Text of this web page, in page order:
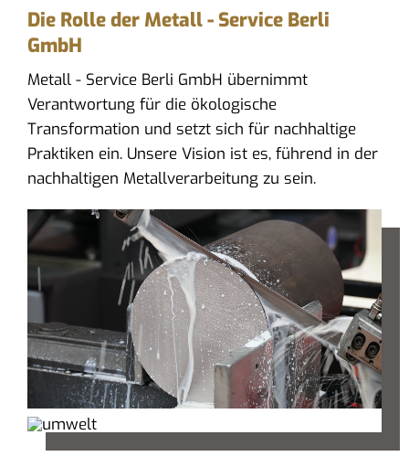
Die Rolle der Metall - Service Berli
GmbH
Metall - Service Berli GmbH übernimmt
Verantwortung für die ökologische
Transformation und setzt sich für nachhaltige
Praktiken ein. Unsere Vision ist es, führend in der
nachhaltigen Metallverarbeitung zu sein.